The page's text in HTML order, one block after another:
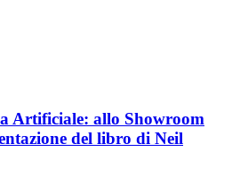
Artificiale: allo Showroom
del libro di Neil